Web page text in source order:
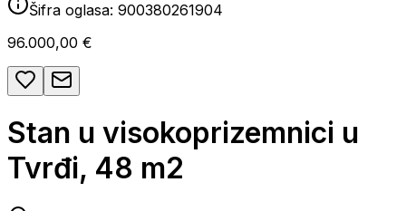
Šifra oglasa: 900380261904
96.000,00 €
Stan u visokoprizemnici u
Tvrđi, 48 m2